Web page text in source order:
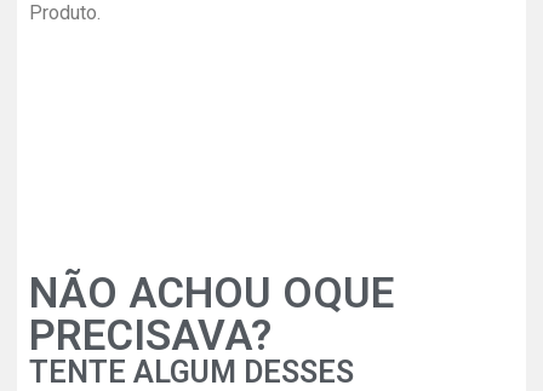
Produto.
NÃO ACHOU OQUE
PRECISAVA?
TENTE ALGUM DESSES